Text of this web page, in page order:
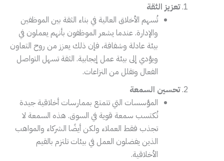
تعزيز الثقة
تُسهم الأخلاق العالية في بناء الثقة بين الموظفين
والإدارة. عندما يشعر الموظفون بأنهم يعملون في
بيئة عادلة وشفافة، فإن ذلك يعزز من روح التعاون
ويؤدي إلى بيئة عمل إيجابية. الثقة تسهل التواصل
الفعال وتقلل من النزاعات.
تحسين السمعة
المؤسسات التي تتمتع بممارسات أخلاقية جيدة
تُكتسب سمعة قوية في السوق. هذه السمعة لا
تجذب فقط العملاء ولكن أيضًا الشركاء والمواهب
الذين يفضلون العمل في بيئات تلتزم بالقيم
الأخلاقية.